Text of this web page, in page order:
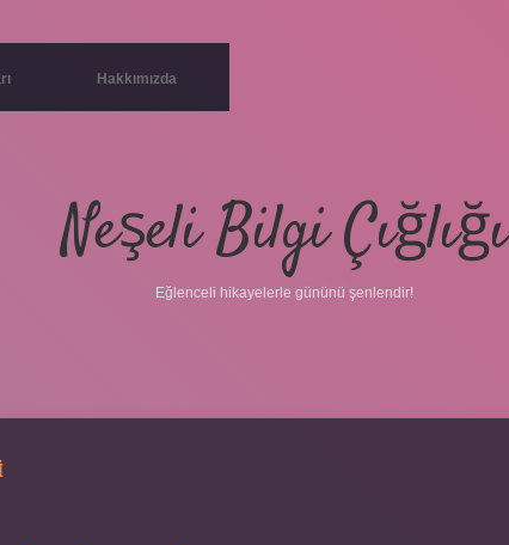
Hakkımızda
Neşeli Bilgi Çığlığı
Eğlenceli hikayelerle gününü şenlendir!